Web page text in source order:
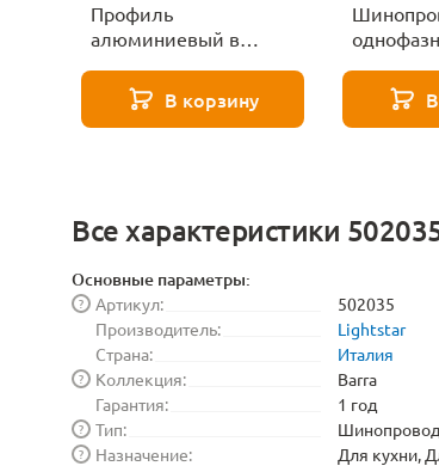
Профиль
алюминиевый в
Lightstar Barra 502420
В корзину
Все характеристики
Основные параметры:
Артикул:
?
502035
Производитель:
Lightstar
Страна:
Италия
Коллекция:
?
Barra
Гарантия:
1 год
Тип:
?
Шинопровод
Назначение:
?
Для кухни,